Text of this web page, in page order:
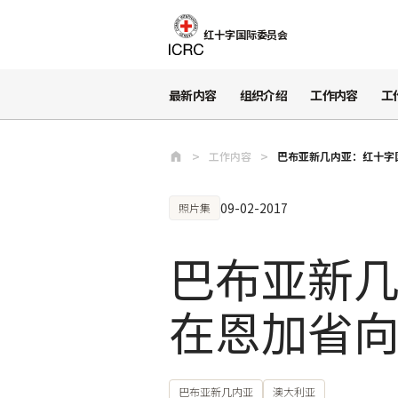
红十字国际委员会
最新内容 组织介绍 工作内容 工
工作内容 巴布亚新几内亚：红十
照片集 09-02-2017
巴布亚新
在恩加省
巴布亚新几内亚 澳大利亚